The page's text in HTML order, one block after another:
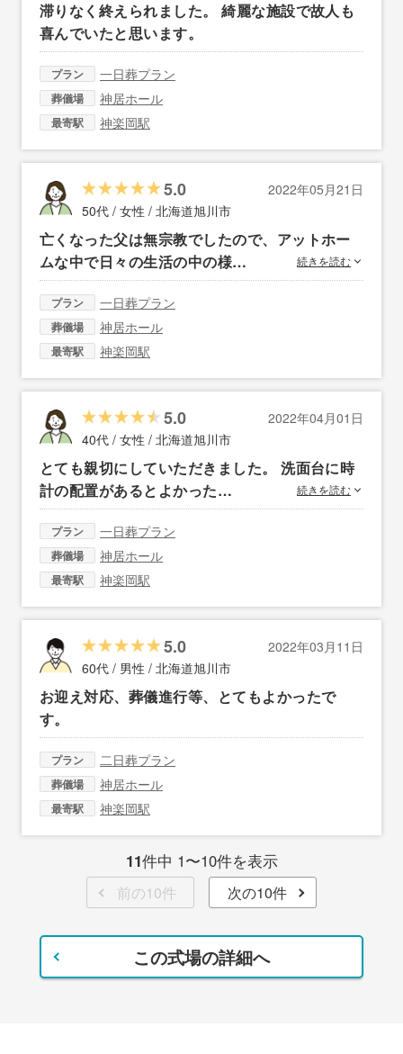
滞りなく終えられました。 綺麗な施設で故人も
喜んでいたと思います。
プラン 一日葬プラン
葬儀場 神居ホール
最寄駅 神楽岡駅
5.0
2022年05月21日
50代 / 女性 / 北海道旭川市
亡くなった父は無宗教でしたので、アットホー
ムな中で日々の生活の中の様…
続きを読む
プラン 一日葬プラン
葬儀場 神居ホール
最寄駅 神楽岡駅
5.0
2022年04月01日
40代 / 女性 / 北海道旭川市
とても親切にしていただきました。 洗面台に時
計の配置があるとよかった…
続きを読む
プラン 一日葬プラン
葬儀場 神居ホール
最寄駅 神楽岡駅
5.0
2022年03月11日
60代 / 男性 / 北海道旭川市
お迎え対応、葬儀進行等、とてもよかったで
す。
プラン 二日葬プラン
葬儀場 神居ホール
最寄駅 神楽岡駅
11件中 1〜10件を表示
前の10件 次の10件
この式場の詳細へ